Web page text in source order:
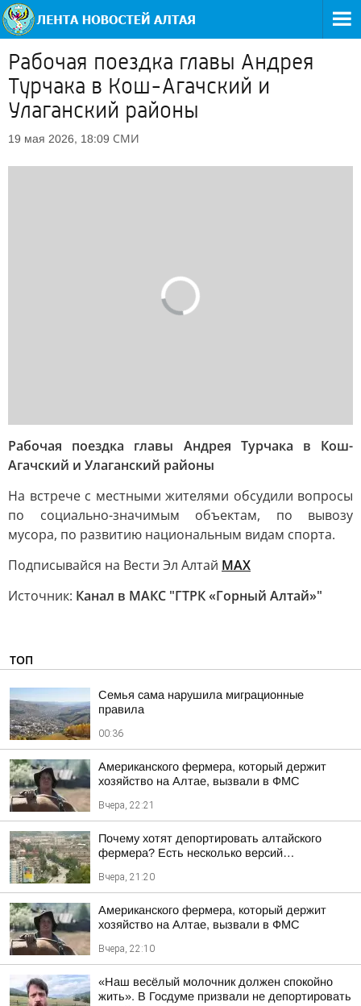
Рабочая поездка главы Андрея
Турчака в Кош-Агачский и
Улаганский районы
19 мая 2026, 18:09 СМИ
Рабочая поездка главы Андрея Турчака в Кош-
Агачский и Улаганский районы
На встрече с местными жителями обсудили вопросы
по социально-значимым объектам, по вывозу
мусора, по развитию национальным видам спорта.
Подписывайся на Вести Эл Алтай МАХ
Источник: Канал в МАКС "ГТРК «Горный Алтай»"
ТОП
Семья сама нарушила миграционные
правила
00:36
Американского фермера, который держит
хозяйство на Алтае, вызвали в ФМС
Вчера, 22:21
Почему хотят депортировать алтайского
фермера? Есть несколько версий…
Вчера, 21:20
Американского фермера, который держит
хозяйство на Алтае, вызвали в ФМС
Вчера, 22:10
«Наш весёлый молочник должен спокойно
жить». В Госдуме призвали не депортировать